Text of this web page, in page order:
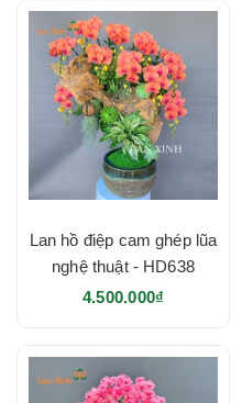
Lan hồ điệp cam ghép lũa
nghệ thuật - HD638
4.500.000₫